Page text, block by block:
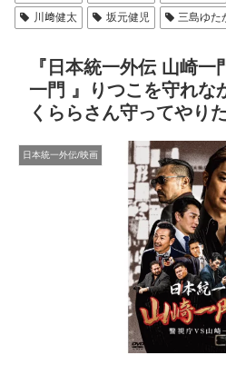
川﨑健太
坂元健児 三島ゆた
『日本統一外伝 山崎
一門 』りつこを守れな
くららさん守ってやり
日本統一外伝/映画